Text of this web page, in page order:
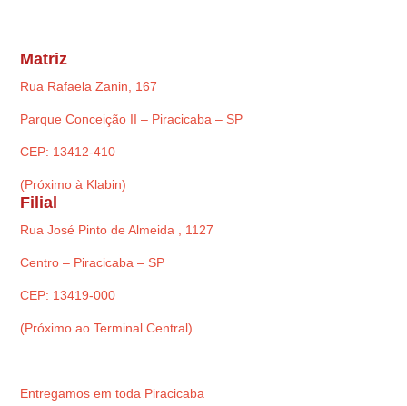
Matriz
Rua Rafaela Zanin, 167
Parque Conceição II – Piracicaba – SP
CEP: 13412-410
(Próximo à Klabin)
Filial
Rua José Pinto de Almeida , 1127
Centro – Piracicaba – SP
CEP: 13419-000
(Próximo ao Terminal Central)
Entregamos em toda Piracicaba